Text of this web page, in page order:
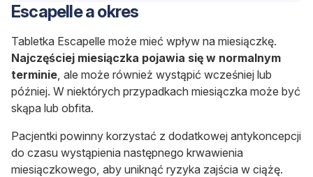
Escapelle a okres
Tabletka Escapelle może mieć wpływ na miesiączkę.
Najczęściej miesiączka pojawia się w normalnym
terminie , ale może również wystąpić wcześniej lub
później. W niektórych przypadkach miesiączka może być
skąpa lub obfita.
Pacjentki powinny korzystać z dodatkowej antykoncepcji
do czasu wystąpienia następnego krwawienia
miesiączkowego, aby uniknąć ryzyka zajścia w ciążę.